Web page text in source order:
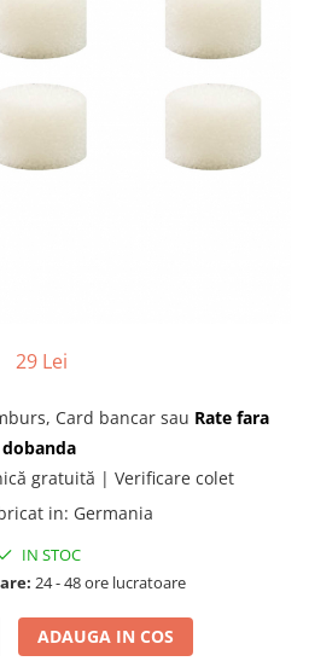
29 Lei
Card bancar sau Rate fara
dobanda
gratuită | Verificare colet
in: Germania
IN STOC
24 - 48 ore lucratoare
ADAUGA IN COS